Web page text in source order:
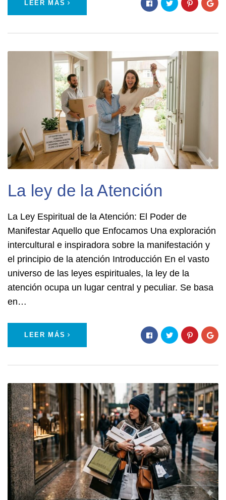
LEER MÁS
La ley de la Atención
La Ley Espiritual de la Atención: El Poder de
Manifestar Aquello que Enfocamos Una exploración
intercultural e inspiradora sobre la manifestación y
el principio de la atención Introducción En el vasto
universo de las leyes espirituales, la ley de la
atención ocupa un lugar central y peculiar. Se basa
en…
LEER MÁS